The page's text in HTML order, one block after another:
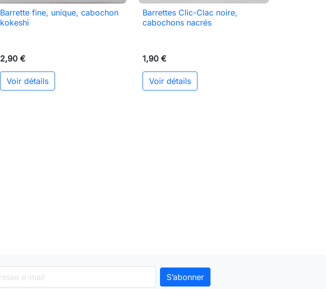
 Aperçu rapide
Barrette fine, unique, cabochon
kokeshi
2,90 €
Voir détails
 Aperçu rapide
Barrettes Clic-Clac noire,
cabochons nacrés
1,90 €
Voir détails